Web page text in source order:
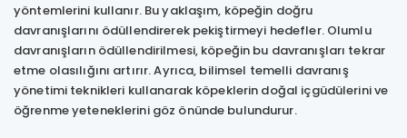
yöntemlerini kullanır. Bu yaklaşım, köpeğin doğru
davranışlarını ödüllendirerek pekiştirmeyi hedefler. Olumlu
davranışların ödüllendirilmesi, köpeğin bu davranışları tekrar
etme olasılığını artırır. Ayrıca, bilimsel temelli davranış
yönetimi teknikleri kullanarak köpeklerin doğal içgüdülerini ve
öğrenme yeteneklerini göz önünde bulundurur.